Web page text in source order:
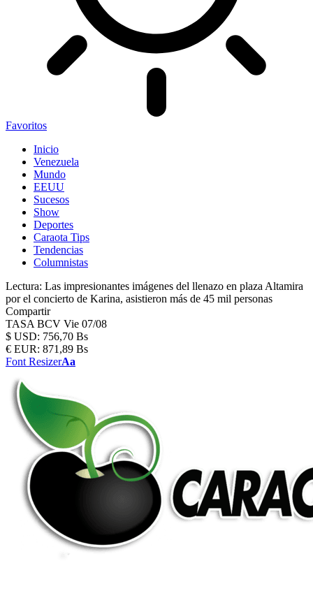
Favoritos
Inicio
Venezuela
Mundo
EEUU
Sucesos
Show
Deportes
Caraota Tips
Tendencias
Columnistas
Lectura: Las impresionantes imágenes del llenazo en plaza Altamira
por el concierto de Karina, asistieron más de 45 mil personas
Compartir
TASA BCV Vie 07/08
$ USD: 756,70 Bs
€ EUR: 871,89 Bs
Font ResizerAa